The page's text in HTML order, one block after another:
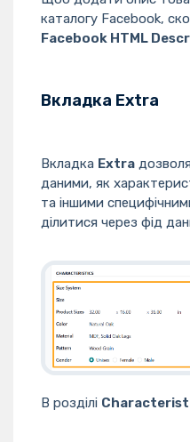
каталогу Facebook,
Facebook HTML
Вкладка Extra
Вкладка Extra
даними, як
та іншими
ділитися через фід
В розділі